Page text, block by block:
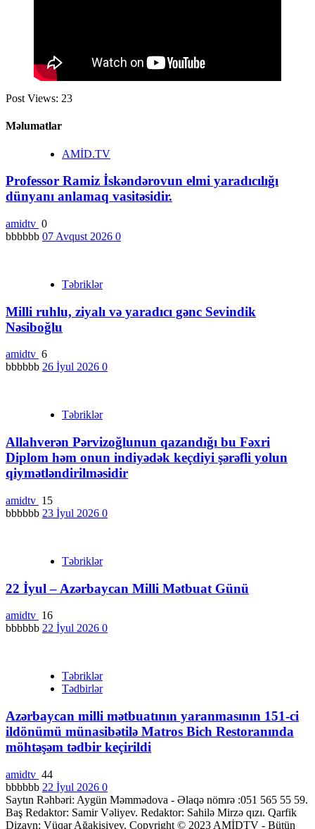
Post Views: 23
Məlumatlar
AMİD.TV
Professor Ramiz İskəndərovun elmi yaradıcılığı
dünyanı anlamaq vasitəsidir.
amidtv 0
bbbbbb 07 Avqust 2026 0
Təbriklər
Milli ruhlu, ziyalı və yaradıcı gənc Sevindik
Nəsiboğlu
amidtv 6
bbbbbb 26 İyul 2026 0
Təbriklər
Allahverən Pərvizoğlunun qazandığı bu Fəxri
Diplom həm onun indiyədək keçdiyi şərəfli yolun
qiymətləndirilməsidir
amidtv 15
bbbbbb 23 İyul 2026 0
Təbriklər
22 İyul – Azərbaycan Milli Mətbuat Günü
amidtv 16
bbbbbb 22 İyul 2026 0
Təbriklər
Tədbirlər
Azərbaycan milli mətbuatının yaranmasının 151-ci
ildönümü münasibətilə Matros Bich Restoranında
möhtəşəm tədbir keçirildi
amidtv 44
bbbbbb 22 İyul 2026 0
Saytın Rəhbəri: Aygün Məmmədova - Əlaqə nömrə :051 565 55 59.
Baş Redaktor: Samir Vəliyev. Redaktor: Sahilə Mirzə qızı. Qarfik
Dizayn: Vüqar Ağakişiyev. Copyright © 2023 AMİDTV - Bütün